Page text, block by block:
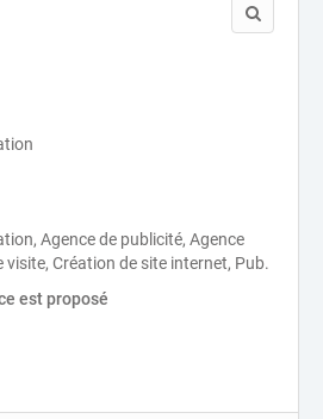
Agence de publicité, Agence
visite, Création de site internet, Pub.
est proposé